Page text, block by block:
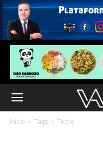
Inicio Tags Techo